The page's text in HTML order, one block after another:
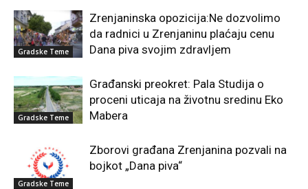
Gradske Teme
Zrenjaninska opozicija:Ne dozvolimo
da radnici u Zrenjaninu plaćaju cenu
Dana piva svojim zdravljem
Gradske Teme
Građanski preokret: Pala Studija o
proceni uticaja na životnu sredinu Eko
Mabera
Gradske Teme
Zborovi građana Zrenjanina pozvali na
bojkot „Dana piva“